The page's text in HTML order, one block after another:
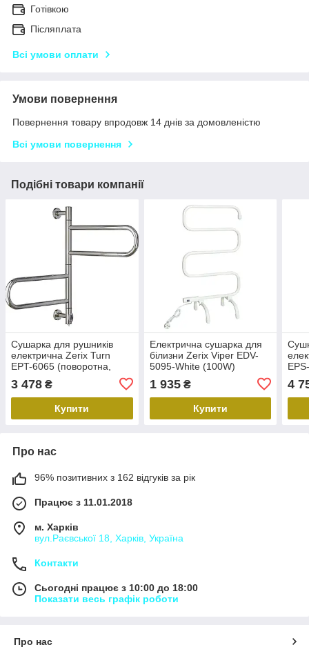
Готівкою
Післяплата
Всі умови оплати
Умови повернення
Повернення товару впродовж 14 днів за домовленістю
Всі умови повернення
Подібні товари компанії
Сушарка для рушників
електрична Zerix Turn
EPT-6065 (поворотна,
3 478 ₴
Купити
Електрична сушарка для
білизни Zerix Viper EDV-
5095-White (100W)
1 935₴
Купити
4
Про нас
96% позитивних з 162 відгуків за рік
Працює з 11.01.2018
м. Харків
вул.Раєвської 18, Харків, Україна
Контакти
Сьогодні працює з 10:00 до 18:00
Показати весь графік роботи
Про нас